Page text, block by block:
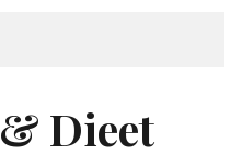
Dieet